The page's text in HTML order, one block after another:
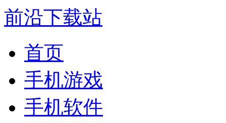
前沿下载站
首页
手机游戏
手机软件